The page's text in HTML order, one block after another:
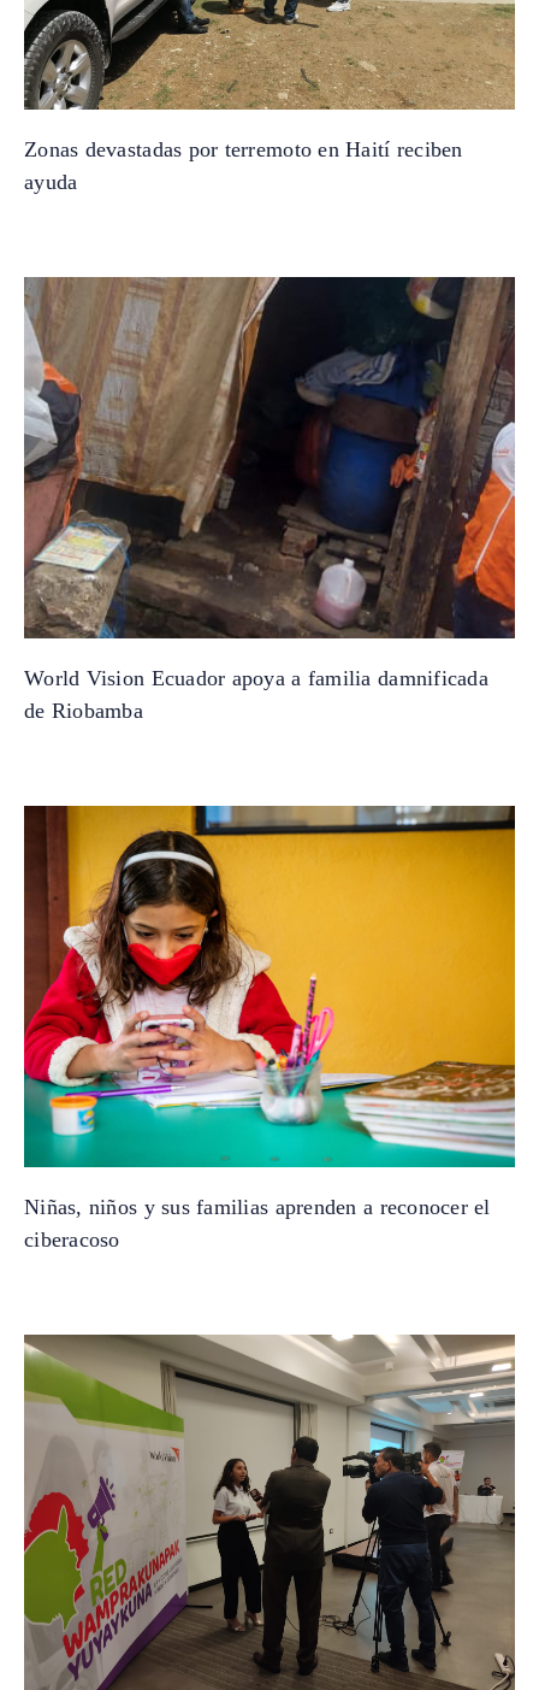
Zonas devastadas por terremoto en Haití reciben
ayuda
World Vision Ecuador apoya a familia damnificada
de Riobamba
Niñas, niños y sus familias aprenden a reconocer el
ciberacoso